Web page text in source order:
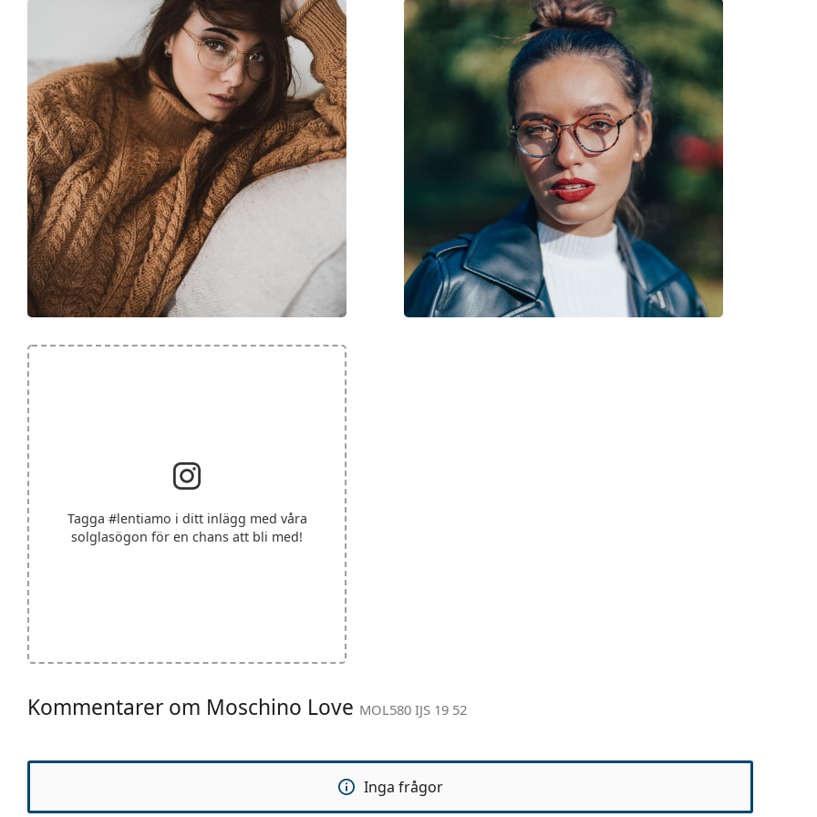
Tagga #lentiamo i ditt inlägg med våra
solglasögon för en chans att bli med!
Kommentarer om Moschino Love MOL580 IJS 19 52
Inga frågor